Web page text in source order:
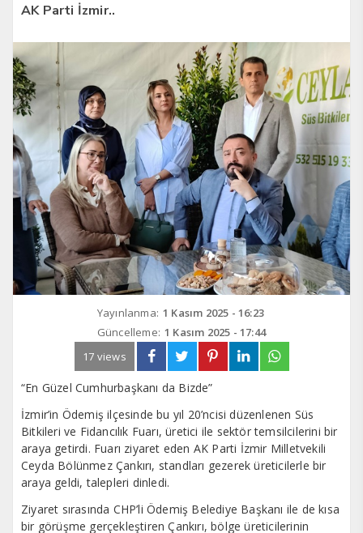
AK Parti İzmir..
Yayınlanma: 1 Kasım 2025 - 16:23
Güncelleme: 1 Kasım 2025 - 17:44
17 views
“En Güzel Cumhurbaşkanı da Bizde”
İzmir’in Ödemiş ilçesinde bu yıl 20’ncisi düzenlenen Süs
Bitkileri ve Fidancılık Fuarı, üretici ile sektör temsilcilerini bir
araya getirdi. Fuarı ziyaret eden AK Parti İzmir Milletvekili
Ceyda Bölünmez Çankırı, standları gezerek üreticilerle bir
araya geldi, talepleri dinledi.
Ziyaret sırasında CHP’li Ödemiş Belediye Başkanı ile de kısa
bir görüşme gerçekleştiren Çankırı, bölge üreticilerinin